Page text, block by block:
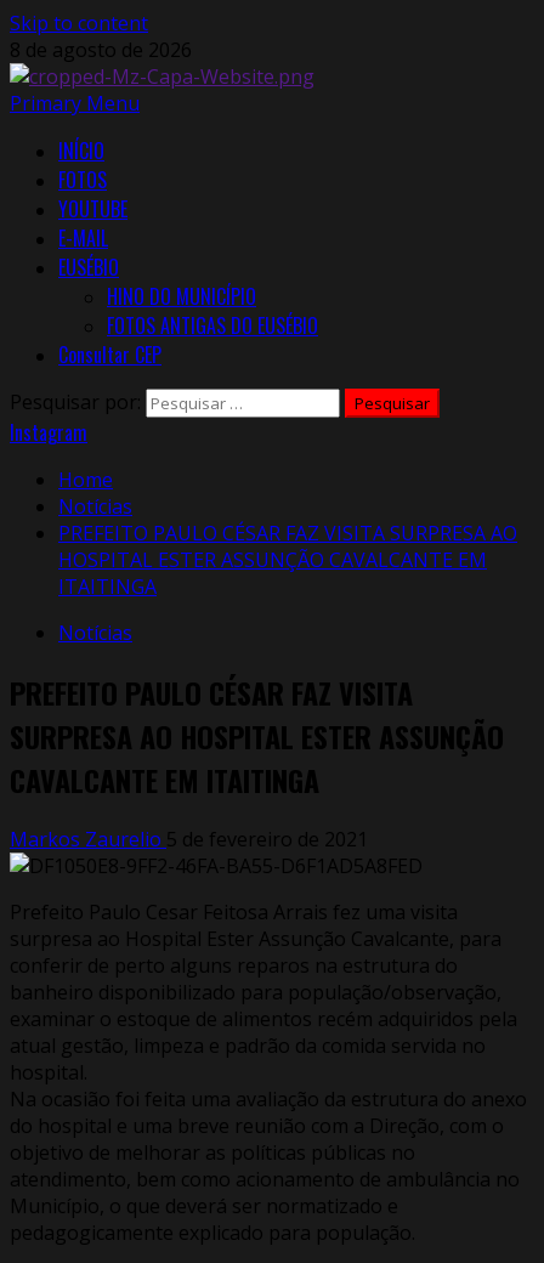
Skip to content
8 de agosto de 2026
Primary Menu
INÍCIO
FOTOS
YOUTUBE
E-MAIL
EUSÉBIO
HINO DO MUNICÍPIO
FOTOS ANTIGAS DO EUSÉBIO
Consultar CEP
Pesquisar por:
Instagram
Home
Notícias
PREFEITO PAULO CÉSAR FAZ VISITA SURPRESA AO
HOSPITAL ESTER ASSUNÇÃO CAVALCANTE EM
ITAITINGA
Notícias
PREFEITO PAULO CÉSAR FAZ VISITA
SURPRESA AO HOSPITAL ESTER ASSUNÇÃO
CAVALCANTE EM ITAITINGA
Markos Zaurelio 5 de fevereiro de 2021
Prefeito Paulo Cesar Feitosa Arrais fez uma visita
surpresa ao Hospital Ester Assunção Cavalcante, para
conferir de perto alguns reparos na estrutura do
banheiro disponibilizado para população/observação,
examinar o estoque de alimentos recém adquiridos pela
atual gestão, limpeza e padrão da comida servida no
hospital.
Na ocasião foi feita uma avaliação da estrutura do anexo
do hospital e uma breve reunião com a Direção, com o
objetivo de melhorar as políticas públicas no
atendimento, bem como acionamento de ambulância no
Município, o que deverá ser normatizado e
pedagogicamente explicado para população.